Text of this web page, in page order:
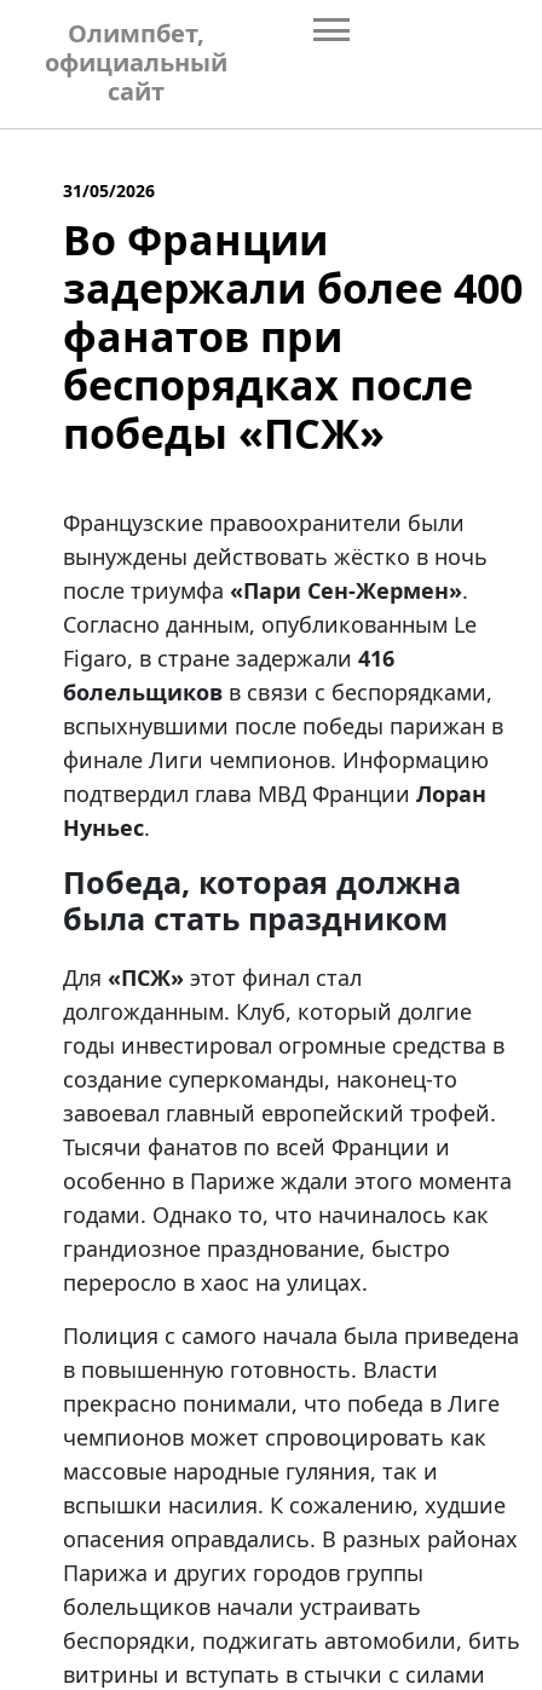
content
Олимпбет,
официальный
сайт
31/05/2026
Во Франции
задержали более 400
фанатов при
беспорядках после
победы «ПСЖ»
Французские правоохранители были
вынуждены действовать жёстко в ночь
после триумфа «Пари Сен-Жермен».
Согласно данным, опубликованным Le
Figaro, в стране задержали 416
болельщиков в связи с беспорядками,
вспыхнувшими после победы парижан в
финале Лиги чемпионов. Информацию
подтвердил глава МВД Франции Лоран
Нуньес.
Победа, которая должна
была стать праздником
Для «ПСЖ» этот финал стал
долгожданным. Клуб, который долгие
годы инвестировал огромные средства в
создание суперкоманды, наконец-то
завоевал главный европейский трофей.
Тысячи фанатов по всей Франции и
особенно в Париже ждали этого момента
годами. Однако то, что начиналось как
грандиозное празднование, быстро
переросло в хаос на улицах.
Полиция с самого начала была приведена
в повышенную готовность. Власти
прекрасно понимали, что победа в Лиге
чемпионов может спровоцировать как
массовые народные гуляния, так и
вспышки насилия. К сожалению, худшие
опасения оправдались. В разных районах
Парижа и других городов группы
болельщиков начали устраивать
беспорядки, поджигать автомобили, бить
витрины и вступать в стычки с силами